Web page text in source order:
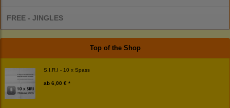
FREE - JINGLES
Top of the Shop
S.I.R.I - 10 x Spass
ab 6,00 € *